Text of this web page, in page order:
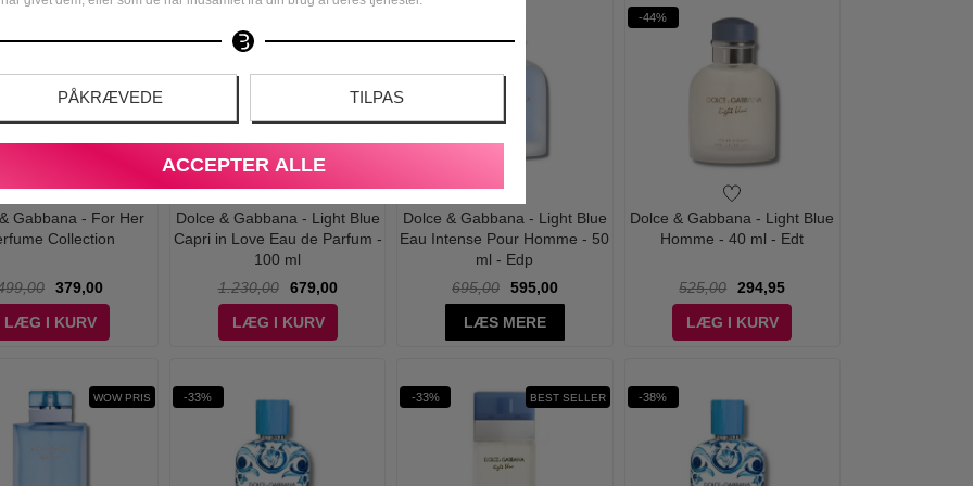
PÅKRÆVEDE TILPAS
ACCEPTER ALLE
Gabbana - For Her
Collection
379,00
LÆG I KURV
Dolce & Gabbana - Light Blue
Capri in Love Eau de Parfum -
100 ml
1.230,00
679,00
LÆG I KURV
Dolce & Gabbana - Light Blue
Eau Intense Pour Homme - 50
ml - Edp
695,00
595,00
LÆS MERE
-44%
Dolce & Gabbana - Light Blue
Homme - 40 ml - Edt
525,00
294,95
LÆG I KURV
WOW PRIS -33% -33% BEST SELLER -38%